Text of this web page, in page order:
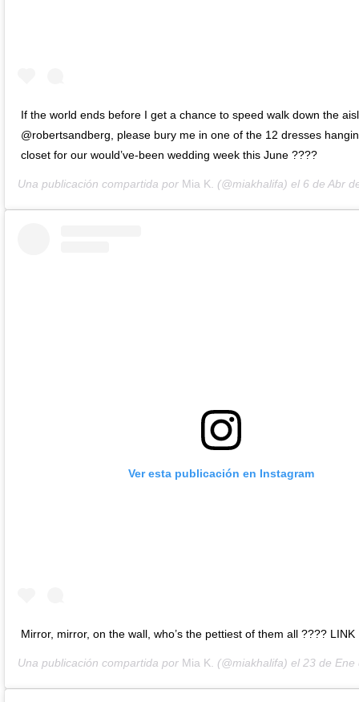
If the world ends before I get a chance to speed walk down the
@robertsandberg, please bury me in one of the 12 dresses
closet for our would’ve-been wedding week this June ????
Una publicación compartida por Mia K. (@miakhalifa) el 6 de Abr de
Ver esta publicación en Instagram
Mirror, mirror, on the wall, who’s the pettiest of them all ???? LINK
Una publicación compartida por Mia K. (@miakhalifa) el 23 de Ene de